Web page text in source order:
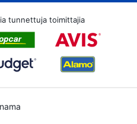
tunnettuja toimittajia